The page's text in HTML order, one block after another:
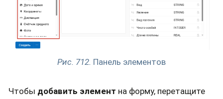
Рис. 712. Панель элементов
Чтобы добавить элемент на форму, перетащите